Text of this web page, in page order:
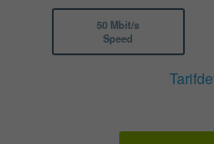
50 Mbit/s
Speed